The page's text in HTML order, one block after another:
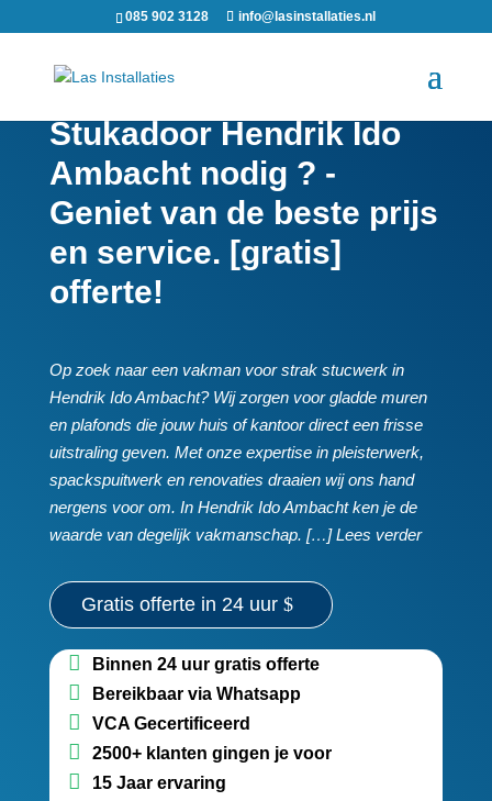
085 902 3128 info@lasinstallaties.nl
Stukadoor Hendrik Ido
Ambacht nodig ? -
Geniet van de beste prijs
en service. [gratis]
offerte!
Op zoek naar een vakman voor strak stucwerk in
Hendrik Ido Ambacht? Wij zorgen voor gladde muren
en plafonds die jouw huis of kantoor direct een frisse
uitstraling geven.​ Met onze expertise in pleisterwerk,
spackspuitwerk en renovaties draaien wij ons hand
nergens voor om.​ In Hendrik Ido Ambacht ken je de
waarde van degelijk vakmanschap.​ […] Lees verder
Gratis offerte in 24 uur
Binnen 24 uur gratis offerte
Bereikbaar via Whatsapp
VCA Gecertificeerd
2500+ klanten gingen je voor
15 Jaar ervaring